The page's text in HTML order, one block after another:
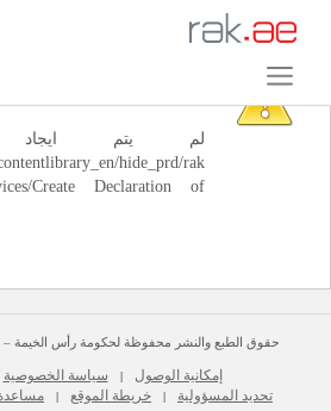
لم يتم ايجاد
Create Declaration of
حقوق الطبع والنشر محفوظة لحكومة رأس الخيمة – الحكومة
إمكانية الوصول | سياسة الخصوصية
تحديد المسؤولية | خريطة الموقع |